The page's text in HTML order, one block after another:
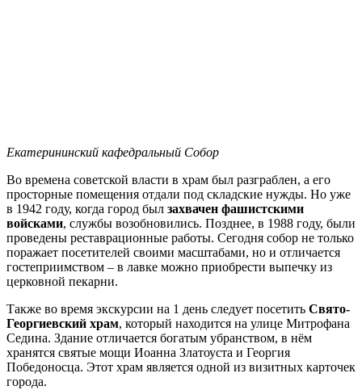
Екатерининский кафедральный Собор
Во времена советской власти в храм был разграблен, а его
просторные помещения отдали под складские нужды. Но уже
в 1942 году, когда город был захвачен фашистскими
войсками, службы возобновились. Позднее, в 1988 году, были
проведены реставрационные работы. Сегодня собор не только
поражает посетителей своими масштабами, но и отличается
гостеприимством – в лавке можно приобрести выпечку из
церковной пекарни.
Также во время экскурсии на 1 день следует посетить Свято-
Георгиевский храм, который находится на улице Митрофана
Седина. Здание отличается богатым убранством, в нём
хранятся святые мощи Иоанна Златоуста и Георгия
Победоносца. Этот храм является одной из визитных карточек
города.